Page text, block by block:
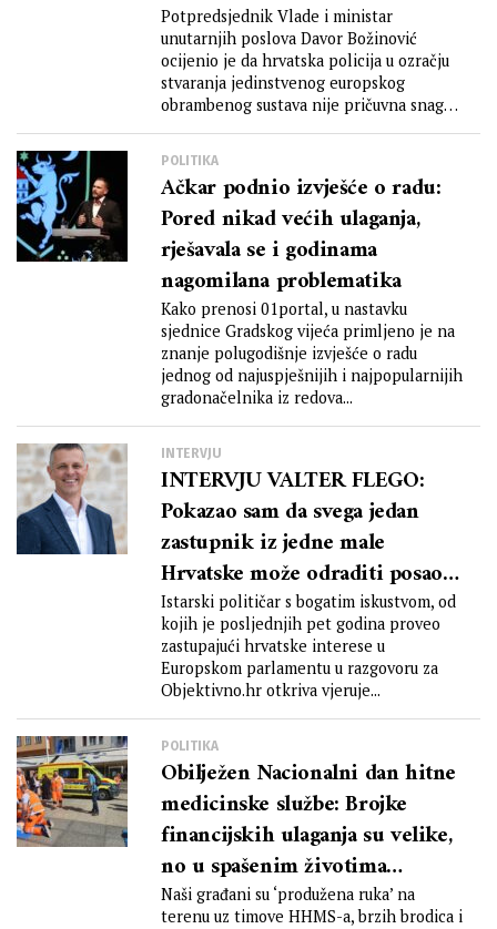
Potpredsjednik Vlade i ministar
unutarnjih poslova Davor Božinović
ocijenio je da hrvatska policija u ozračju
stvaranja jedinstvenog europskog
obrambenog sustava nije pričuvna snaga,
POLITIKA
Ačkar podnio izvješće o radu:
Pored nikad većih ulaganja,
rješavala se i godinama
nagomilana problematika
Kako prenosi 01portal, u nastavku
sjednice Gradskog vijeća primljeno je na
znanje polugodišnje izvješće o radu
jednog od najuspješnijih i najpopularnijih
gradonačelnika iz redova...
INTERVJU
INTERVJU VALTER FLEGO:
Pokazao sam da svega jedan
zastupnik iz jedne male
Hrvatske može odraditi posao i
biti glasan i prepoznatljiv u
Europskom parlamentu
Istarski političar s bogatim iskustvom, od
kojih je posljednjih pet godina proveo
zastupajući hrvatske interese u
Europskom parlamentu u razgovoru za
Objektivno.hr otkriva vjeruje...
POLITIKA
Obilježen Nacionalni dan hitne
medicinske službe: Brojke
financijskih ulaganja su velike,
no u spašenim životima
neprocjenjive
Naši građani su ‘produžena ruka’ na
terenu uz timove HHMS-a, brzih brodica i